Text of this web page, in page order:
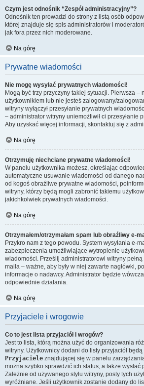
Czym jest odnośnik “Zespół administracyjny”?
Odnośnik ten prowadzi do strony z listą osób
której znajduje się spis administratorów i
jak fora przez nich moderowane.
Na górę
Prywatne wiadomości
Nie mogę wysyłać prywatnych wiadomości!
Mogą być trzy przyczyny takiej sytuacji. Pierwsza –
użytkownikiem lub nie jesteś zalogowany/
witryny wyłączył przesyłanie prywatnych
– administrator witryny uniemożliwił ci przesyłanie
Aby uzyskać więcej informacji, skontaktuj się z
Na górę
Otrzymuję niechciane prywatne wiadomości!
W panelu użytkownika możesz, określając
automatyczne usuwanie wiadomości od danego
od kogoś obraźliwe prywatne wiadomości,
witryny, którzy będą mogli zabronić takiemu
jakichkolwiek prywatnych wiadomości.
Na górę
Otrzymałem/otrzymałam spam lub obraźliwy e-
Przykro nam z tego powodu. System wysyłania e-
zabezpieczenia umożliwiające wytropienie
wiadomości. Prześlij administratorowi witryny
maila – ważne, aby były w niej zawarte nagłówki,
informacje o nadawcy. Administrator będzie
odpowiednie działania.
Na górę
Przyjaciele i wrogowie
Co to jest lista przyjaciół i wrogów?
Jest to lista, którą można użyć do organizowania
witryny. Użytkownicy dodani do listy przyjaciół
Przyjaciele znajdującej się w panelu
można szybko sprawdzić ich status, a także wysłać
Zależnie od używanego stylu witryny, posty tych
wyróżniane. Jeśli użytkownik zostanie dodany do